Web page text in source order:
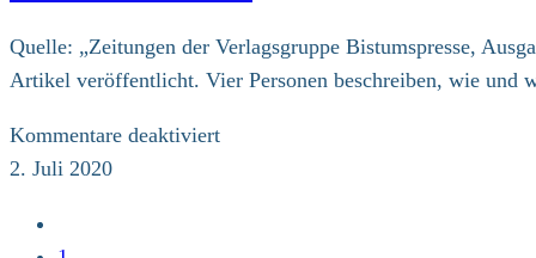
Quelle: „Zeitungen der Verlagsgruppe Bistumspresse,
Artikel veröffentlicht. Vier Personen beschreiben, wie und
Kommentare deaktiviertfür
2. Juli 2020